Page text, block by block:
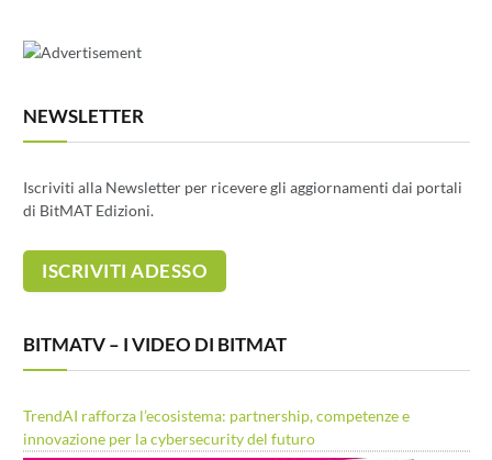
NEWSLETTER
Iscriviti alla Newsletter per ricevere gli aggiornamenti dai portali
di BitMAT Edizioni.
BITMATV – I VIDEO DI BITMAT
TrendAI rafforza l’ecosistema: partnership, competenze e
innovazione per la cybersecurity del futuro